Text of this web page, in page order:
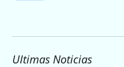
Ultimas Noticias